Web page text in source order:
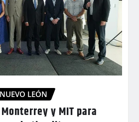
NUEVO LEÓN
y MIT para